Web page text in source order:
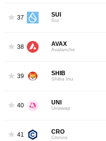
37 SUI
Sui
38 AVAX
Avalanche
39 SHIB
Shiba Inu
40 UNI
Uniswap
41 CRO
Cronos